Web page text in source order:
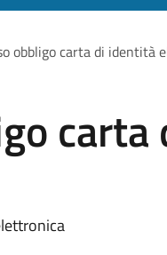
obbligo carta di identità